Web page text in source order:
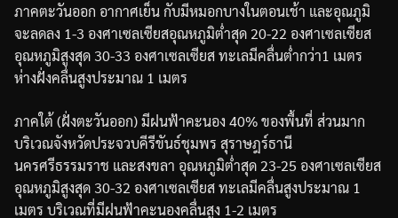
ภาคตะวันออก อากาศเย็นกับมีหมอกบางในตอนเช้า และอุณภูมิ
จะลดลง 1-3 องศาเซลเซียสอุณหภูมิต่ำสุด 20-22 องศาเซลเซียส
อุณหภูมิสูงสุด 30-33 องศาเซลเซียสทะเลมีคลื่นต่ำกว่า1 เมตร
ห่างฝั่งคลื่นสูงประมาณ 1 เมตร
ภาคใต้(ฝั่งตะวันออก)มีฝนฟ้าคะนอง 40%ของพื้นที่ ส่วนมาก
บริเวณจังหวัดประจวบคีรีขันธ์ชุมพร สุราษฎร์ธานี
นครศรีธรรมราช และสงขลา อุณหภูมิต่ำสุด 23-25 องศาเซลเซียส
อุณหภูมิสูงสุด 30-32 องศาเซลเซียสทะเลมีคลื่นสูงประมาณ 1
เมตร บริเวณที่มีฝนฟ้าคะนองคลื่นสูง 1-2 เมตร